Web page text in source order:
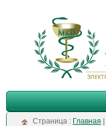
Cтраница : Главная